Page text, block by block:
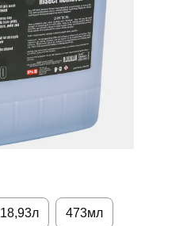
18,93л 473мл